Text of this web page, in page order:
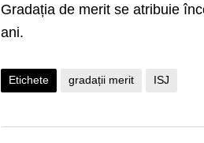
Gradația de merit se atribuie
ani.
Etichete gradații merit ISJ